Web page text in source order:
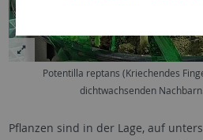
Potentilla reptans (Kriechendes
dichtwachsenden
Pflanzen sind in der Lage, auf